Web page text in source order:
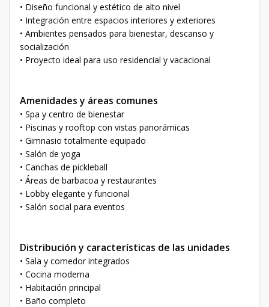
• Diseño funcional y estético de alto nivel
• Integración entre espacios interiores y exteriores
• Ambientes pensados para bienestar, descanso y
socialización
• Proyecto ideal para uso residencial y vacacional
Amenidades y áreas comunes
• Spa y centro de bienestar
• Piscinas y rooftop con vistas panorámicas
• Gimnasio totalmente equipado
• Salón de yoga
• Canchas de pickleball
• Áreas de barbacoa y restaurantes
• Lobby elegante y funcional
• Salón social para eventos
Distribución y características de las unidades
• Sala y comedor integrados
• Cocina moderna
• Habitación principal
• Baño completo